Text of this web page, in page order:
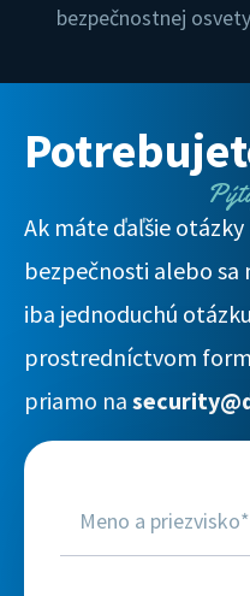
bezpečnostnej osvety
Ak máte ďaľšie
bezpečnosti alebo
iba jednoduchú
prostredníctvom
priamo na
Kontaktný
formulár
Cybersecurity